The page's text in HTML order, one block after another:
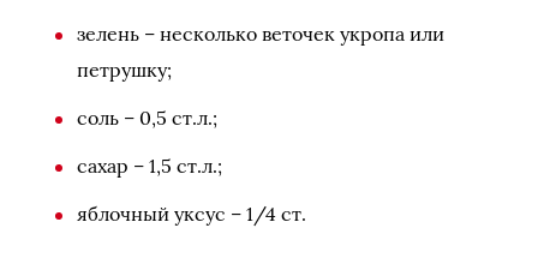
зелень – несколько веточек укропа или
петрушку;
соль – 0,5 ст.л.;
сахар – 1,5 ст.л.;
яблочный уксус – 1/4 ст.